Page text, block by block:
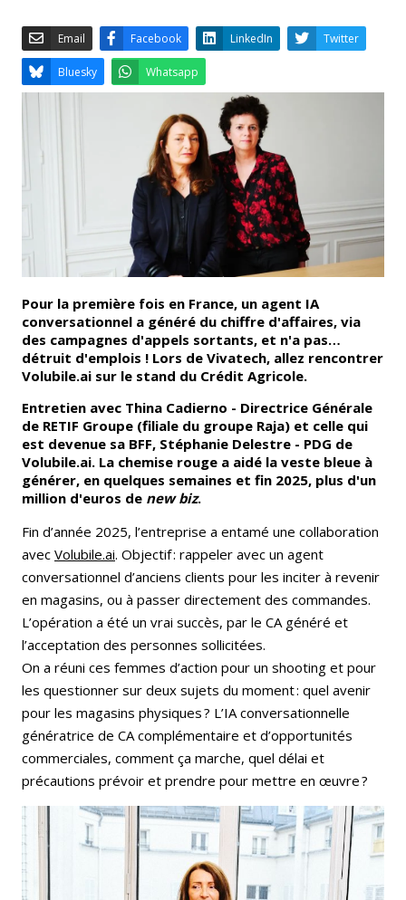
Facebook LinkedIn
Whatsapp
Pour la première fois en France, un agent IA
conversationnel a généré du chiffre d'affaires, via
des campagnes d'appels sortants, et n'a pas…
détruit d'emplois ! Lors de Vivatech, allez rencontrer
Volubile.ai sur le stand du Crédit Agricole.
Entretien avec Thina Cadierno - Directrice Générale
de RETIF Groupe (filiale du groupe Raja) et celle qui
est devenue sa BFF, Stéphanie Delestre - PDG de
Volubile.ai. La chemise rouge a aidé la veste bleue à
générer, en quelques semaines et fin 2025, plus d'un
million d'euros de new biz.
Fin d’année 2025, l’entreprise a entamé une collaboration
avec Volubile.ai. Objectif : rappeler avec un agent
conversationnel d’anciens clients pour les inciter à revenir
en magasins, ou à passer directement des commandes.
L’opération a été un vrai succès, par le CA généré et
l’acceptation des personnes sollicitées.
On a réuni ces femmes d’action pour un shooting et pour
les questionner sur deux sujets du moment : quel avenir
pour les magasins physiques ? L’IA conversationnelle
génératrice de CA complémentaire et d’opportunités
commerciales, comment ça marche, quel délai et
précautions prévoir et prendre pour mettre en œuvre ?